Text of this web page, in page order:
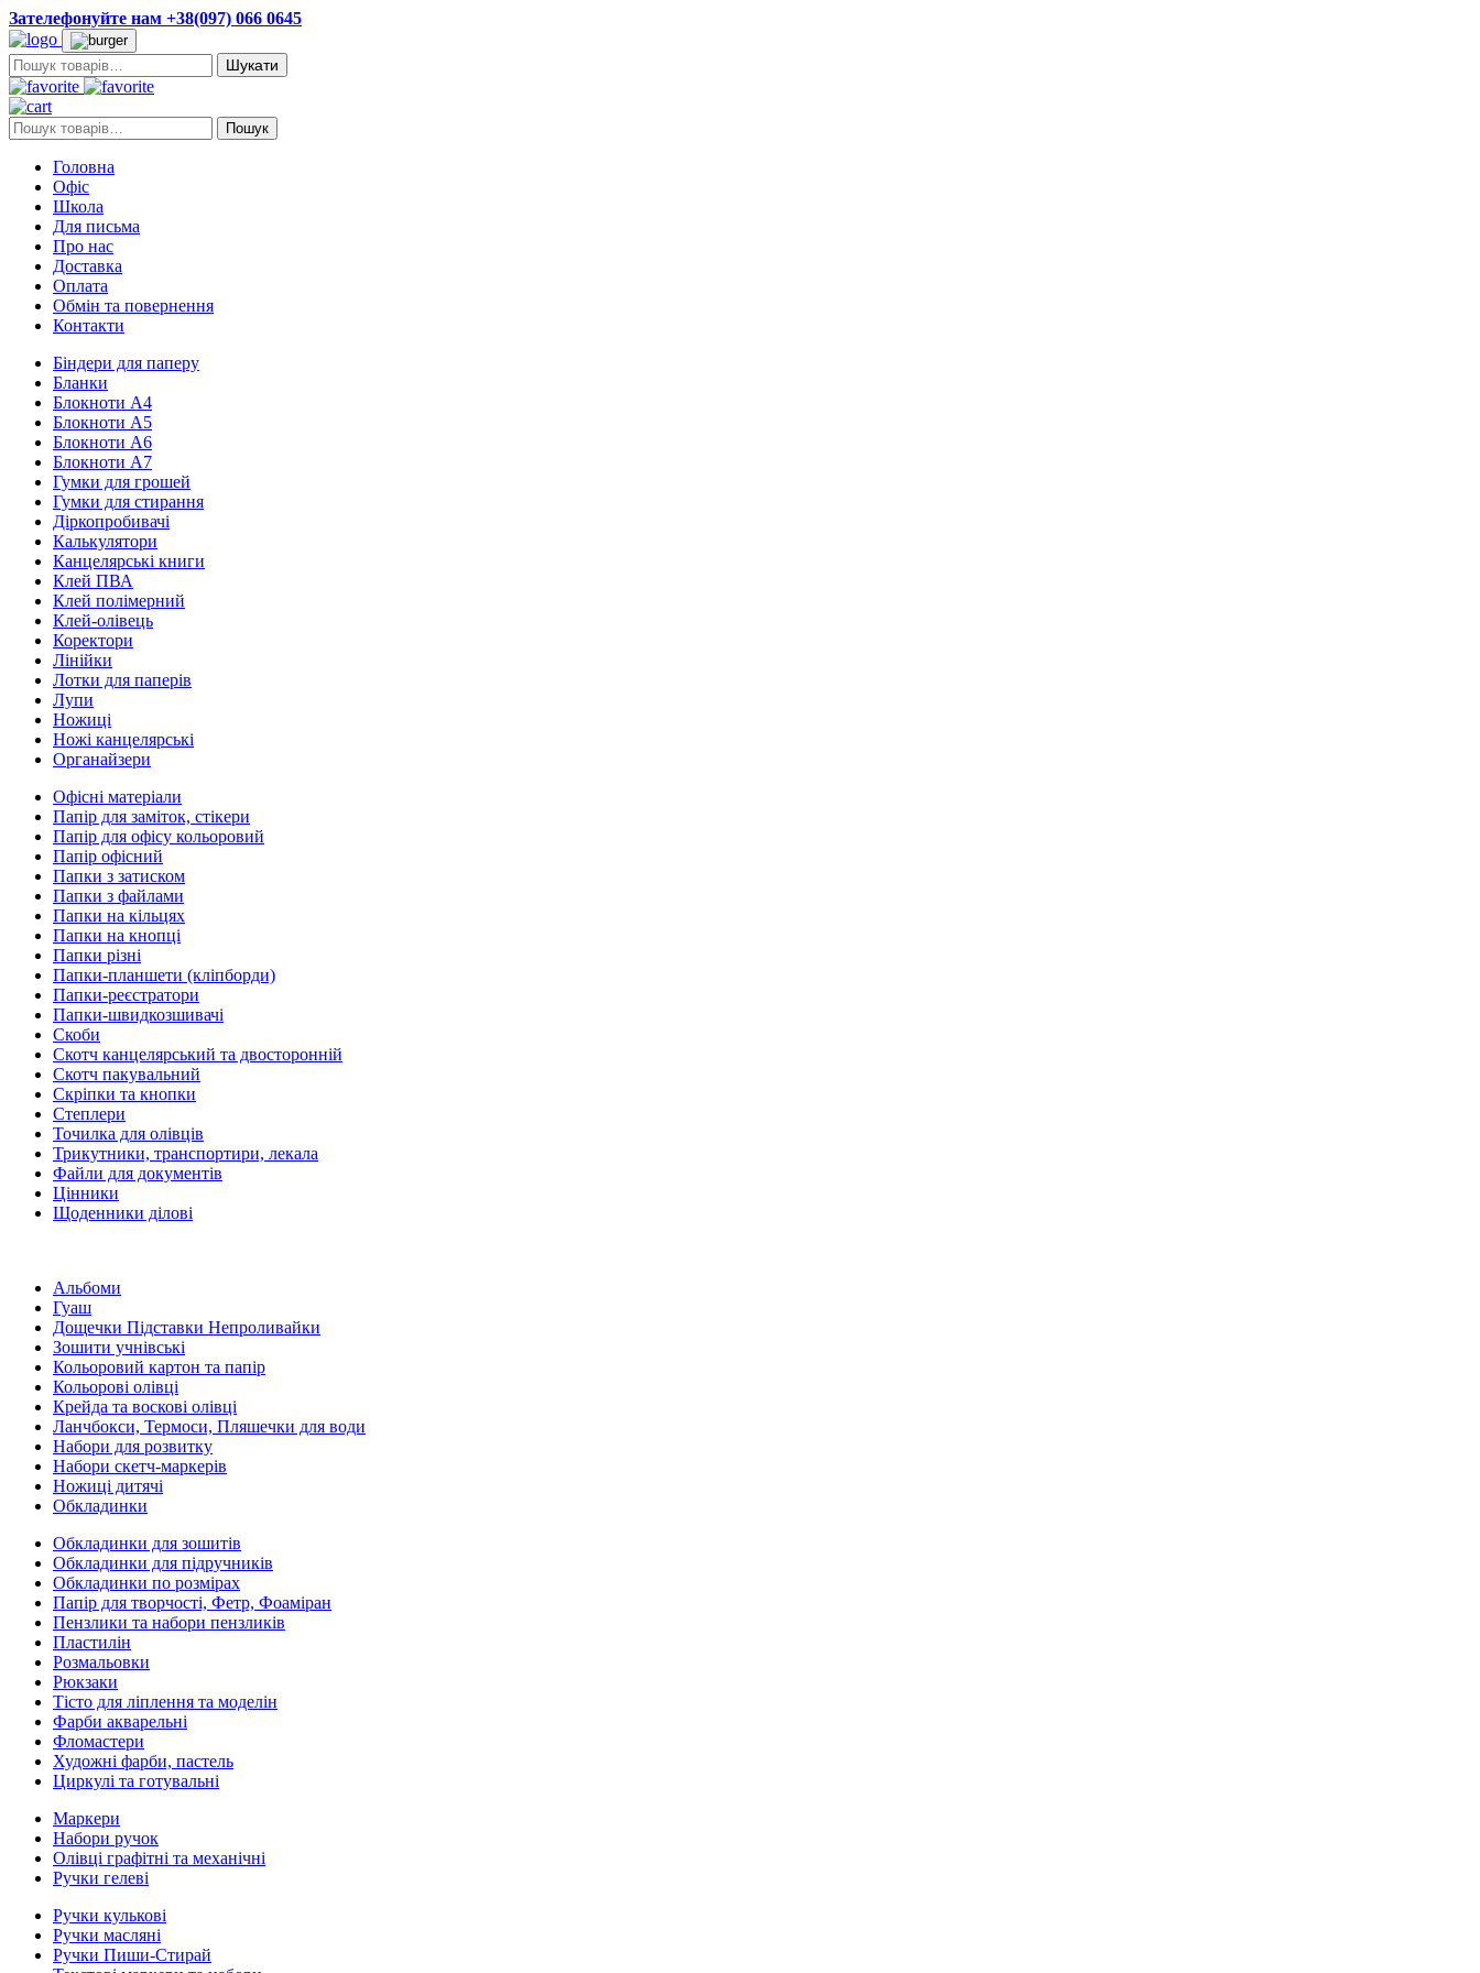
Зателефонуйте нам +38(097) 066 0645
Пошук:
Пошук: Пошук
Головна
Офіс
Школа
Для письма
Про нас
Доставка
Оплата
Обмін та повернення
Контакти
Біндери для паперу
Бланки
Блокноти А4
Блокноти А5
Блокноти А6
Блокноти А7
Гумки для грошей
Гумки для стирання
Діркопробивачі
Калькулятори
Канцелярські книги
Клей ПВА
Клей полімерний
Клей-олівець
Коректори
Лінійки
Лотки для паперів
Лупи
Ножиці
Ножі канцелярські
Органайзери
Офісні матеріали
Папір для заміток, стікери
Папір для офісу кольоровий
Папір офісний
Папки з затиском
Папки з файлами
Папки на кільцях
Папки на кнопці
Папки різні
Папки-планшети (кліпборди)
Папки-реєстратори
Папки-швидкозшивачі
Скоби
Скотч канцелярський та двосторонній
Скотч пакувальний
Скріпки та кнопки
Степлери
Точилка для олівців
Трикутники, транспортири, лекала
Файли для документів
Цінники
Щоденники ділові
Альбоми
Гуаш
Дощечки Підставки Непроливайки
Зошити учнівські
Кольоровий картон та папір
Кольорові олівці
Крейда та воскові олівці
Ланчбокси, Термоси, Пляшечки для води
Набори для розвитку
Набори скетч-маркерів
Ножиці дитячі
Обкладинки
Обкладинки для зошитів
Обкладинки для підручників
Обкладинки по розмірах
Папір для творчості, Фетр, Фоаміран
Пензлики та набори пензликів
Пластилін
Розмальовки
Рюкзаки
Тісто для ліплення та моделін
Фарби акварельні
Фломастери
Художні фарби, пастель
Циркулі та готувальні
Маркери
Набори ручок
Олівці графітні та механічні
Ручки гелеві
Ручки кулькові
Ручки масляні
Ручки Пиши-Стирай